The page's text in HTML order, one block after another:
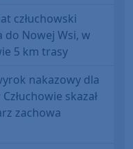
człuchowski
Nowej Wsi, w
5 km trasy
nakazowy dla
skazał
zachowa